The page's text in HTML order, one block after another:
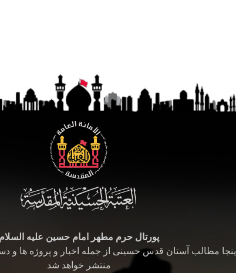
پورتال حرم مطهر امام حسین علیه السلام
اینجا مطالب آستان قدس حسینی از جمله اخبار و پروژه ها و
منتشر خواهد شد